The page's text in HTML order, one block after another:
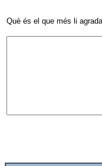
Què és el que més li